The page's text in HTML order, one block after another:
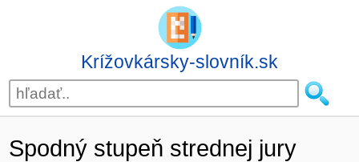
Krížovkársky-slovník.sk
Spodný stupeň strednej jury